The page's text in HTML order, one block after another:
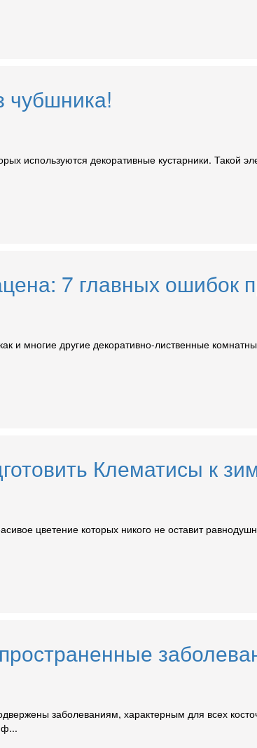
чубшника!
используются декоративные кустарники. Такой
7 главных ошибок
и многие другие декоративно-лиственные
Клематисы к
цветение которых никого не оставит
заболеваниям, характерным для всех
ф...